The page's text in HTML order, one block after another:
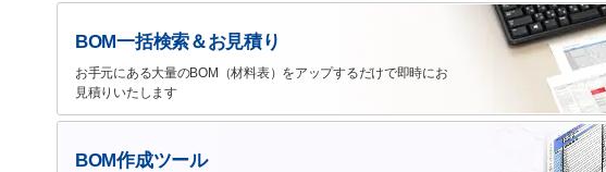
BOM一括検索＆お見積り
お手元にある大量のBOM（材料表）をアップするだけで即時にお
見積りいたします
BOM作成ツール